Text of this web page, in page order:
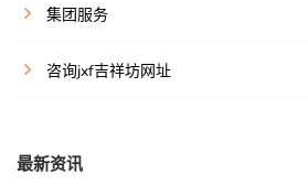
集团服务
咨询jxf吉祥坊网址
最新资讯